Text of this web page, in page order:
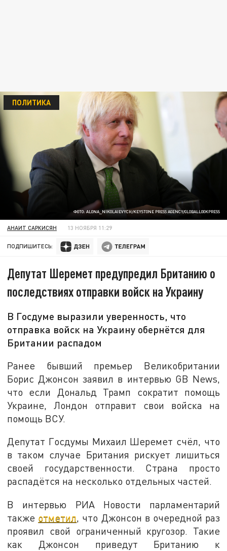
ФОТО: ALONA_NIKOLAIEVYCH/KEYSTONE PRESS AGENCY/GLOBALLOOKPRESS
ПОЛИТИКА
АНАИТ САРКИСЯН 13 НОЯБРЯ 11:29
ПОДПИШИТЕСЬ:
Депутат Шеремет предупредил Британию о
последствиях отправки войск на Украину
В Госдуме выразили уверенность, что
отправка войск на Украину обернётся для
Британии распадом
Ранее бывший премьер Великобритании
Борис Джонсон заявил в интервью GB News,
что если Дональд Трамп сократит помощь
Украине, Лондон отправит свои войска на
помощь ВСУ.
Депутат Госдумы Михаил Шеремет счёл, что
в таком случае Британия рискует лишиться
своей государственности. Страна просто
распадётся на несколько отдельных частей.
В интервью РИА Новости парламентарий
также отметил, что Джонсон в очередной раз
проявил свой ограниченный кругозор. Такие
как Джонсон приведут Британию к